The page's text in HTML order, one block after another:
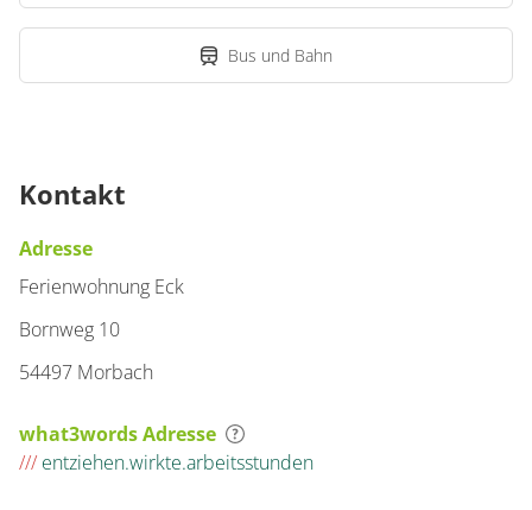
Bus und Bahn
Kontakt
Adresse
Ferienwohnung Eck
Bornweg 10
54497 Morbach
what3words Adresse
/// entziehen.wirkte.arbeitsstunden